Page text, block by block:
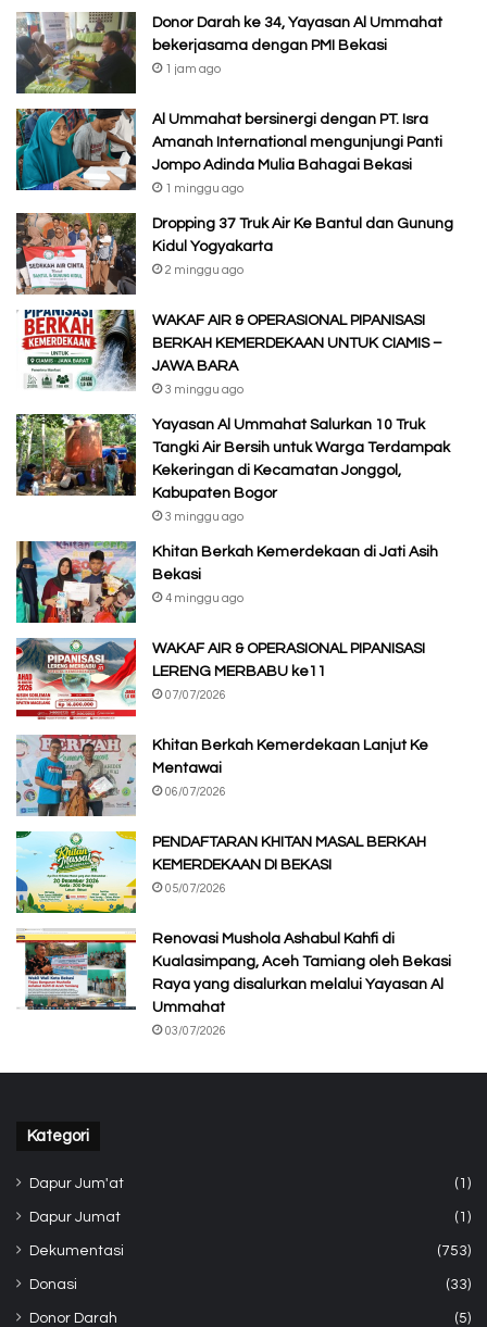
Donor Darah ke 34, Yayasan Al Ummahat
bekerjasama dengan PMI Bekasi
1 jam ago
Al Ummahat bersinergi dengan PT. Isra
Amanah International mengunjungi Panti
Jompo Adinda Mulia Bahagai Bekasi
1 minggu ago
Dropping 37 Truk Air Ke Bantul dan Gunung
Kidul Yogyakarta
2 minggu ago
WAKAF AIR & OPERASIONAL PIPANISASI
BERKAH KEMERDEKAAN UNTUK CIAMIS –
JAWA BARA
3 minggu ago
Yayasan Al Ummahat Salurkan 10 Truk
Tangki Air Bersih untuk Warga Terdampak
Kekeringan di Kecamatan Jonggol,
Kabupaten Bogor
3 minggu ago
Khitan Berkah Kemerdekaan di Jati Asih
Bekasi
4 minggu ago
WAKAF AIR & OPERASIONAL PIPANISASI
LERENG MERBABU ke11
07/07/2026
Khitan Berkah Kemerdekaan Lanjut Ke
Mentawai
06/07/2026
PENDAFTARAN KHITAN MASAL BERKAH
KEMERDEKAAN DI BEKASI
05/07/2026
Renovasi Mushola Ashabul Kahfi di
Kualasimpang, Aceh Tamiang oleh Bekasi
Raya yang disalurkan melalui Yayasan Al
Ummahat
03/07/2026
Kategori
Dapur Jum'at (1)
Dapur Jumat (1)
Dekumentasi (753)
Donasi (33)
Donor Darah (5)